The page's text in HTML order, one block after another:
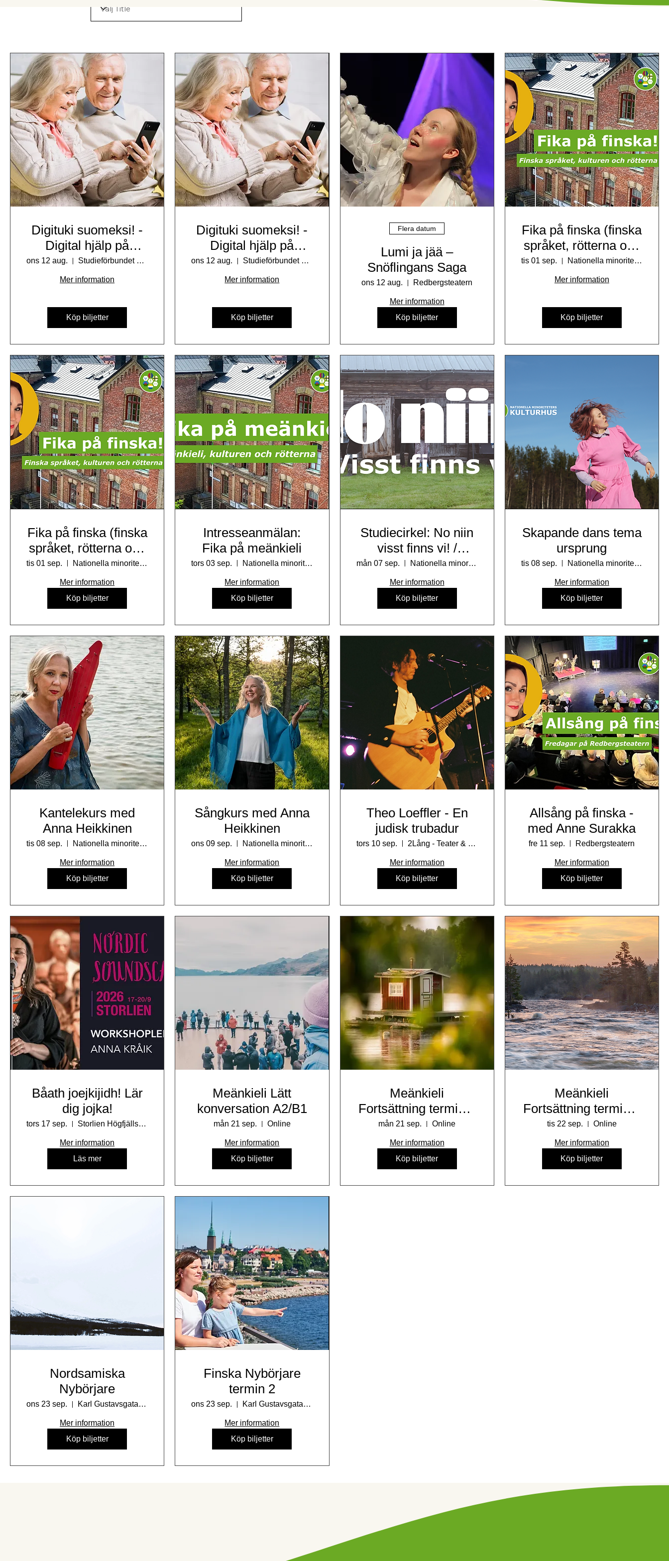
Digituki suomeksi! -
Digital hjälp på
finska!
ons 12 aug. Studieförbundet Vuxenskolan Göteborg
Mer information
Köp biljetter
Digituki suomeksi! -
Digital hjälp på
finska!
ons 12 aug. Studieförbundet Vuxenskolan Göteborg
Mer information
Köp biljetter
Flera datum
Lumi ja jää –
Snöflingans Saga
ons 12 aug. Redbergsteatern
Mer information
Köp biljetter
Fika på finska (finska
språket, rötterna och
kulturen) med Anne
Surakka
tis 01 sep. Nationella minoriteters kulturhus
Mer information
Köp biljetter
Fika på finska (finska
språket, rötterna och
kulturen) med Anne
Surakka
tis 01 sep. Nationella minoriteters kulturhus
Mer information
Köp biljetter
Intresseanmälan:
Fika på meänkieli
tors 03 sep. Nationella minoriteters kulturhus
Mer information
Köp biljetter
Studiecirkel: No niin
visst finns vi! /
Tornedalingar,
Kväner & Lantalaiset
mån 07 sep. Nationella minoriteters kulturhus
Mer information
Köp biljetter
Skapande dans tema
ursprung
tis 08 sep. Nationella minoriteters kulturhus
Mer information
Köp biljetter
Kantelekurs med
Anna Heikkinen
tis 08 sep. Nationella minoriteters kulturhus
Mer information
Köp biljetter
Sångkurs med Anna
Heikkinen
ons 09 sep. Nationella minoriteters kulturhus
Mer information
Köp biljetter
Theo Loeffler - En
judisk trubadur
tors 10 sep. 2Lång - Teater & Bar
Mer information
Köp biljetter
Allsång på finska -
med Anne Surakka
fre 11 sep. Redbergsteatern
Mer information
Köp biljetter
Båath joejkijidh! Lär
dig jojka!
tors 17 sep. Storlien Högfjällshotell AB
Mer information
Läs mer
Meänkieli Lätt
konversation A2/B1
mån 21 sep. Online
Mer information
Köp biljetter
Meänkieli
Fortsättning termin 2
digitalt
mån 21 sep. Online
Mer information
Köp biljetter
Meänkieli
Fortsättning termin 2
digitalt
tis 22 sep. Online
Mer information
Köp biljetter
Nordsamiska
Nybörjare
ons 23 sep. Karl Gustavsgatan 15
Mer information
Köp biljetter
Finska Nybörjare
termin 2
ons 23 sep. Karl Gustavsgatan 15
Mer information
Köp biljetter